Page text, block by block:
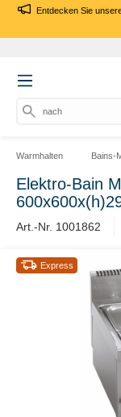
Entdecken Sie
nach Pr
Warmhalten Bains-
Elektro-Bain
Art.-Nr. 1001862
Express